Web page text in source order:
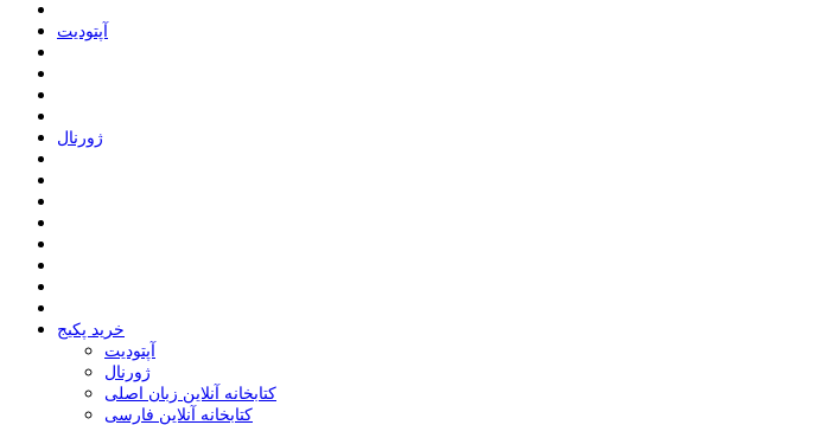
ﺁﭘﺘﻮﺩﯾﺖ
ﮊﻭﺭﻧﺎﻝ
خرید پکیج
ﺁﭘﺘﻮﺩﯾﺖ
ﮊﻭﺭﻧﺎﻝ
کتابخانه آنلاین زبان اصلی
کتابخانه آنلاین فارسی